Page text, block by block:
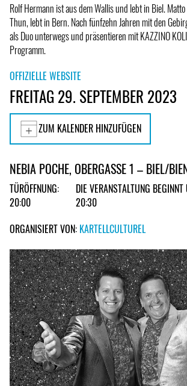
Rolf Hermann ist aus dem Wallis und lebt in Biel.
Thun, lebt in Bern. Nach fünfzehn Jahren mit den
als Duo unterwegs und präsentieren mit KAZZINO
Programm.
OFFIZIELLE WEBSITE
FREITAG 29. SEPTEMBER 2023
ZUM KALENDER HINZUFÜGEN
NEBIA POCHE, OBERGASSE 1 – BIEL/
TÜRÖFFNUNG:
20:00
DIE VERANSTALTUNG
20:30
ORGANISIERT VON: KARTELLCULTUREL